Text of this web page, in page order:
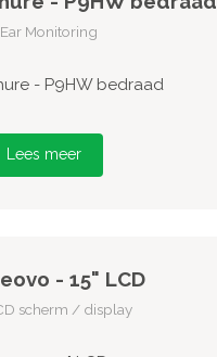
Monitoring
- P9HW bedraad
Lees meer
- 15" LCD
scherm / display